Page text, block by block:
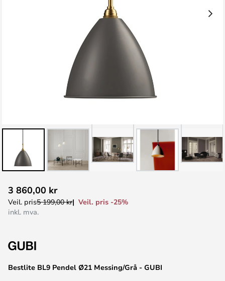
til
begynnelsen
Bestlite BL9 Pendel Ø21 Messing/Grå - GUBI
3 860,00 kr
Veil. pris5 199,00 kr
Veil. pris -25%
inkl. mva.